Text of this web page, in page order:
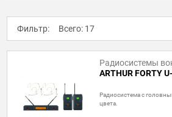
Фильтр: Всего: 17
Радиосистемы
ARTHUR FORTY
Радиосистема с
цвета.